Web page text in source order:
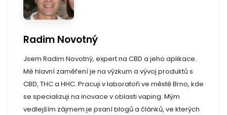
Radim Novotný
Jsem Radim Novotný, expert na CBD a jeho aplikace.
Mé hlavní zaměření je na výzkum a vývoj produktů s
CBD, THC a HHC. Pracuji v laboratoři ve městě Brno, kde
se specializuji na inovace v oblasti vaping. Mým
vedlejším zájmem je psaní blogů a článků, ve kterých